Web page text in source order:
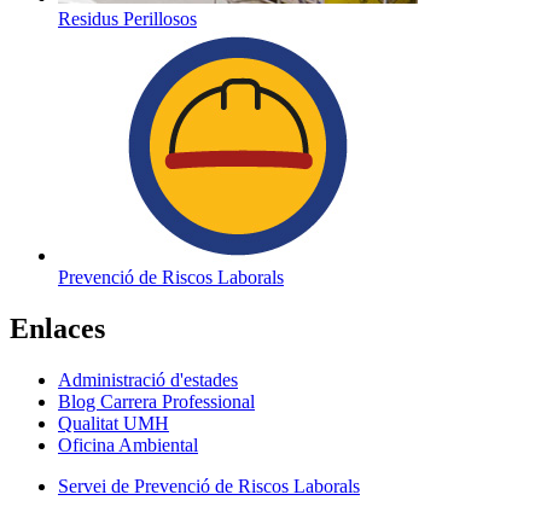
Residus Perillosos
Prevenció de Riscos Laborals
Enlaces
Administració d'estades
Blog Carrera Professional
Qualitat UMH
Oficina Ambiental
Servei de Prevenció de Riscos Laborals